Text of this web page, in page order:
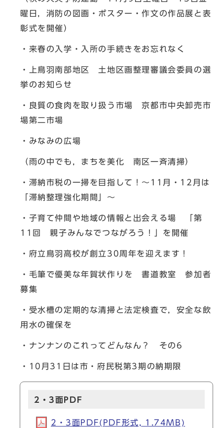
曜日，消防の図画・ポスター・作文の作品展と表
彰式を開催）
・来春の入学・入所の手続きをお忘れなく
・上鳥羽南部地区 土地区画整理審議会委員の選
挙のお知らせ
・良質の食肉を取り扱う市場 京都市中央卸売市
場第二市場
・みなみの広場
（雨の中でも，まちを美化 南区一斉清掃）
・滞納市税の一掃を目指して！～11月・12月は
「滞納整理強化期間」～
・子育て仲間や地域の情報と出会える場 「第
11回 親子みんなでつながろう！」を開催
・府立鳥羽高校が創立30周年を迎えます！
・毛筆で優美な年賀状作りを 書道教室 参加者
募集
・受水槽の定期的な清掃と法定検査で，安全な飲
用水の確保を
・ナンナンのこれってどんなん？ その6
・10月31日は市・府民税第3期の納期限
2・3面PDF
2・3面PDF(PDF形式, 1.74MB)